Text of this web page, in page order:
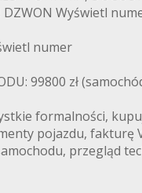
DZWON Wyświetl
numer
99800 zł
formalności,
pojazdu, fakturę
przegląd